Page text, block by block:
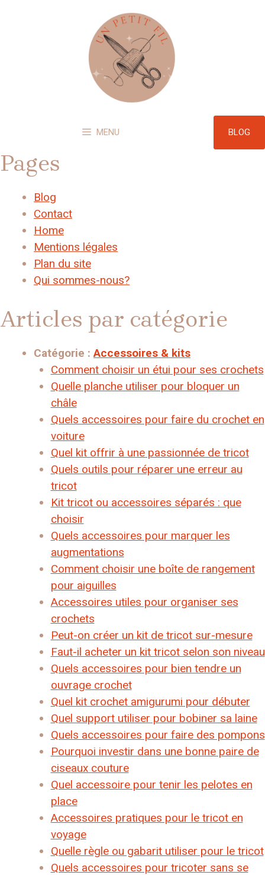
MENU BLOG
Pages
Blog
Contact
Home
Mentions légales
Plan du site
Qui sommes-nous?
Articles par catégorie
Catégorie :Accessoires & kits
Comment choisir un étui pour ses crochets
Quelle planche utiliser pour bloquer un
châle
Quels accessoires pour faire du crochet en
voiture
Quel kit offrir à une passionnée de tricot
Quels outils pour réparer une erreur au
tricot
Kit tricot ou accessoires séparés : que
choisir
Quels accessoires pour marquer les
augmentations
Comment choisir une boîte de rangement
pour aiguilles
Accessoires utiles pour organiser ses
crochets
Peut-on créer un kit de tricot sur-mesure
Faut-il acheter un kit tricot selon son niveau
Quels accessoires pour bien tendre un
ouvrage crochet
Quel kit crochet amigurumi pour débuter
Quel support utiliser pour bobiner sa laine
Quels accessoires pour faire des pompons
Pourquoi investir dans une bonne paire de
ciseaux couture
Quel accessoire pour tenir les pelotes en
place
Accessoires pratiques pour le tricot en
voyage
Quelle règle ou gabarit utiliser pour le tricot
Quels accessoires pour tricoter sans se